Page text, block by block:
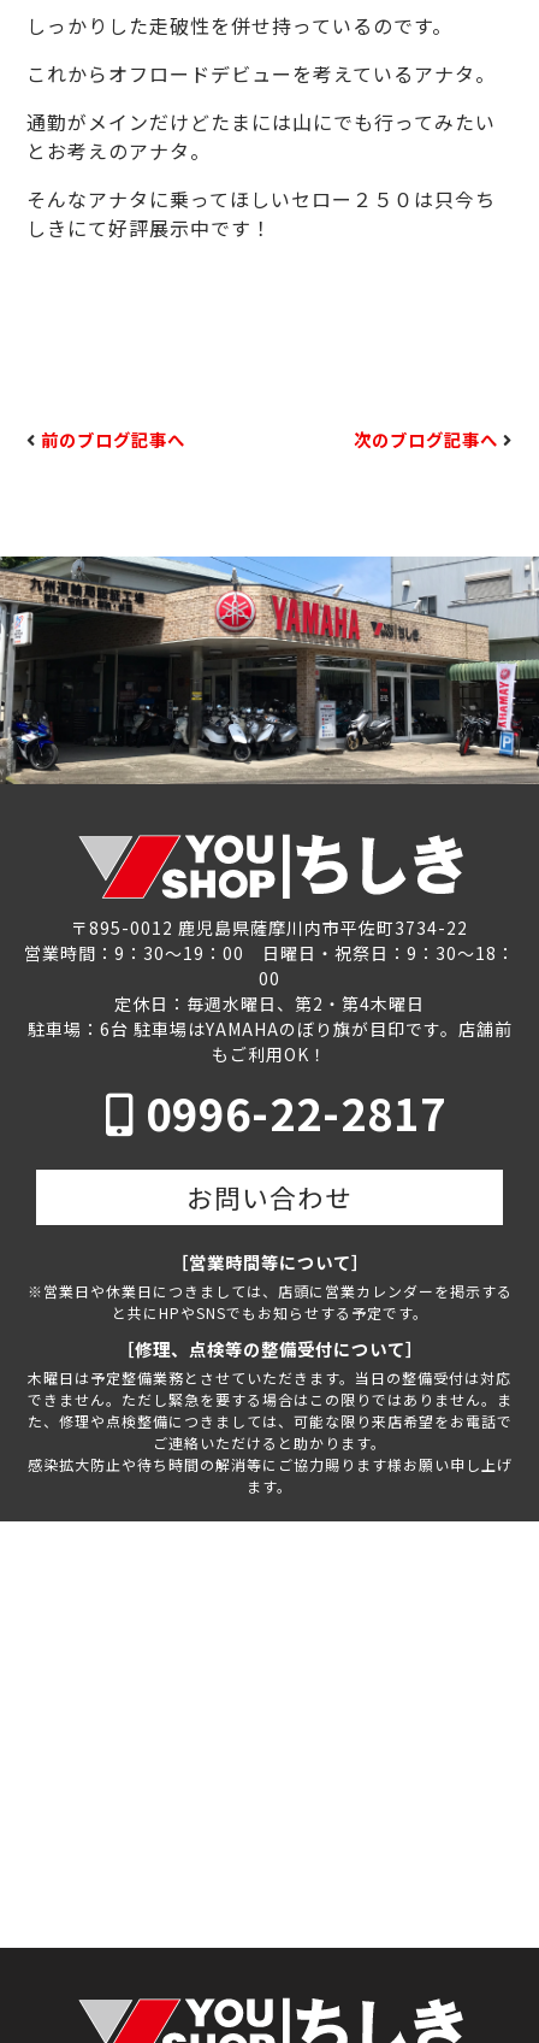
しっかりした走破性を併せ持っているのです。
これからオフロードデビューを考えているアナタ。
通勤がメインだけどたまには山にでも行ってみたい
とお考えのアナタ。
そんなアナタに乗ってほしいセロー２５０は只今ち
しきにて好評展示中です！
前のブログ記事へ 次のブログ記事へ
〒895-0012 鹿児島県薩摩川内市平佐町3734-22
営業時間：9：30～19：00 日曜日・祝祭日：9：30～18：
00
定休日：毎週水曜日、第2・第4木曜日
駐車場：6台 駐車場はYAMAHAのぼり旗が目印です。店舗前
もご利用OK！
0996-22-2817
お問い合わせ
［営業時間等について］
※営業日や休業日につきましては、店頭に営業カレンダーを掲示する
と共にHPやSNSでもお知らせする予定です。
［修理、点検等の整備受付について］
木曜日は予定整備業務とさせていただきます。当日の整備受付は対応
できません。ただし緊急を要する場合はこの限りではありません。ま
た、修理や点検整備につきましては、可能な限り来店希望をお電話で
ご連絡いただけると助かります。
感染拡大防止や待ち時間の解消等にご協力賜ります様お願い申し上げ
ます。